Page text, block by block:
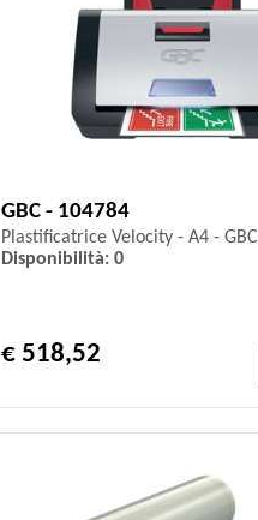
GBC - 104784
Plastificatrice Velocity - A4 - GBC
Disponibilità: 0
€ 518,52